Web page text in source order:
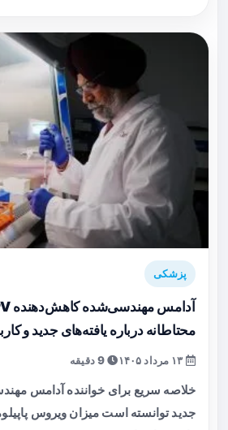
پزشکی
محتاطانه درباره یافته‌های جدید و
9 دقیقه
خلاصه سریع برای خواننده آدامس